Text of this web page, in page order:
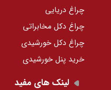
چراغ دریایی
چراغ دکل مخابراتی
چراغ دکل خورشیدی
خرید پنل خورشیدی
لینک های مفید